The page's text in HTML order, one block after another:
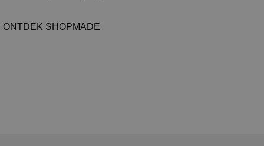
ONTDEK SHOPMADE